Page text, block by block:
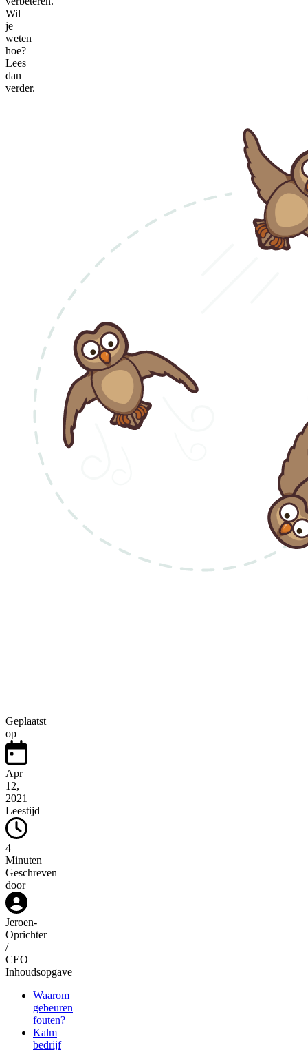
Wil
je
weten
hoe?
Lees
dan
verder.
Geplaatst
op
Apr
12,
2021
Leestijd
4
Minuten
Geschreven
door
Jeroen-
Oprichter
/
CEO
Inhoudsopgave
Waarom
gebeuren
fouten?
Kalm
bedrijf